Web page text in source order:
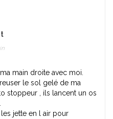
main droite avec moi.
le sol gelé de ma
stoppeur , ils lancent un os
jette en l air pour